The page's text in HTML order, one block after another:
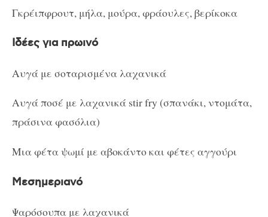
Γκρέιπφρουτ, μήλα, μούρα, φράουλες, βερίκοκα
Ιδέες για πρωινό
Αυγά με σοταρισμένα λαχανικά
Αυγά ποσέ με λαχανικά stir fry (σπανάκι, ντομάτα,
πράσινα φασόλια)
Μια φέτα ψωμί με αβοκάντο και φέτες αγγούρι
Μεσημεριανό
Ψαρόσουπα με λαχανικά